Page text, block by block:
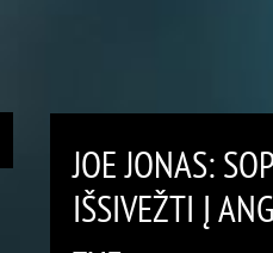
JOE JONAS:
IŠSIVEŽTI Į